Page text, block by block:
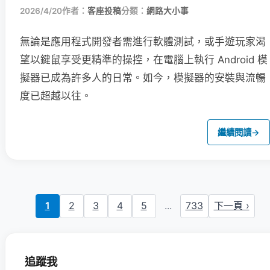
2026/4/20作者： 客座投稿分類： 網路大小事
無論是應用程式開發者需進行軟體測試，或手遊玩家渴
望以鍵鼠享受更精準的操控，在電腦上執行 Android 模
擬器已成為許多人的日常。如今，模擬器的安裝與流暢
度已超越以往。
繼續閱讀→
1 2 3 4 5 ... 733 下一頁 ›
追蹤我